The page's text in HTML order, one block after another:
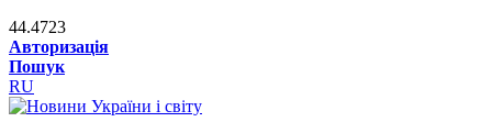
44.4723
Авторизація
Пошук
RU